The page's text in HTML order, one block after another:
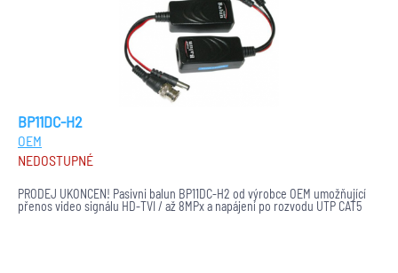
BP11DC-H2
OEM
NEDOSTUPNÉ
PRODEJ UKONČEN! Pasivni balun BP11DC-H2 od výrobce OEM umožňující
přenos video signálu HD-TVI / až 8MPx a napájení po rozvodu UTP CAT5